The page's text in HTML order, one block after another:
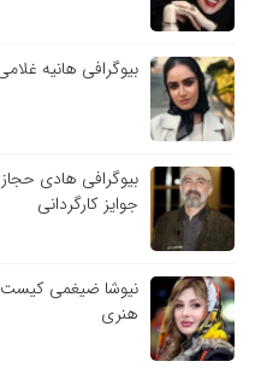
بیوگرافی هانیه
بیوگرافی هادی
جوایز کارگردانی
نیوشا ضیغمی کیست؟
هنری